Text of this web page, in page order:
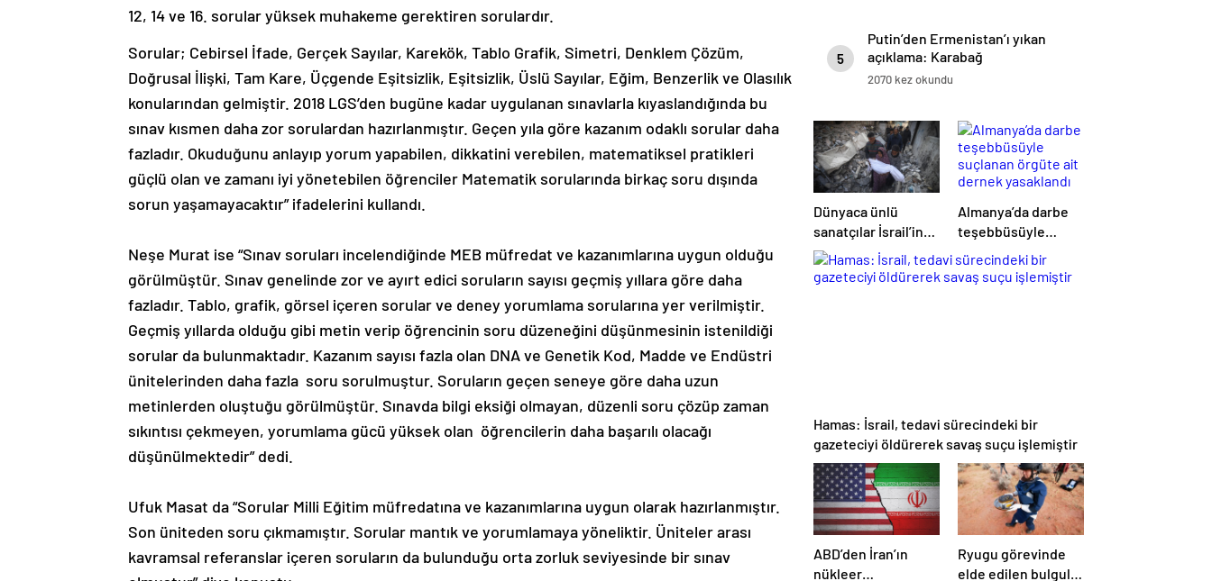
12, 14 ve 16. sorular yüksek muhakeme gerektiren sorulardır.
Sorular; Cebirsel İfade, Gerçek Sayılar, Karekök, Tablo Grafik, Simetri, Denklem Çözüm,
Doğrusal İlişki, Tam Kare, Üçgende Eşitsizlik, Eşitsizlik, Üslü Sayılar, Eğim, Benzerlik ve Olasılık
konularından gelmiştir. 2018 LGS’den bugüne kadar uygulanan sınavlarla kıyaslandığında bu
sınav kısmen daha zor sorulardan hazırlanmıştır. Geçen yıla göre kazanım odaklı sorular daha
fazladır. Okuduğunu anlayıp yorum yapabilen, dikkatini verebilen, matematiksel pratikleri
güçlü olan ve zamanı iyi yönetebilen öğrenciler Matematik sorularında birkaç soru dışında
sorun yaşamayacaktır” ifadelerini kullandı.
Neşe Murat ise “Sınav soruları incelendiğinde MEB müfredat ve kazanımlarına uygun olduğu
görülmüştür. Sınav genelinde zor ve ayırt edici soruların sayısı geçmiş yıllara göre daha
fazladır. Tablo, grafik, görsel içeren sorular ve deney yorumlama sorularına yer verilmiştir.
Geçmiş yıllarda olduğu gibi metin verip öğrencinin soru düzeneğini düşünmesinin istenildiği
sorular da bulunmaktadır. Kazanım sayısı fazla olan DNA ve Genetik Kod, Madde ve Endüstri
ünitelerinden daha fazla soru sorulmuştur. Soruların geçen seneye göre daha uzun
metinlerden oluştuğu görülmüştür. Sınavda bilgi eksiği olmayan, düzenli soru çözüp zaman
sıkıntısı çekmeyen, yorumlama gücü yüksek olan öğrencilerin daha başarılı olacağı
düşünülmektedir” dedi.
Ufuk Masat da “Sorular Milli Eğitim müfredatına ve kazanımlarına uygun olarak hazırlanmıştır.
Son üniteden soru çıkmamıştır. Sorular mantık ve yorumlamaya yöneliktir. Üniteler arası
kavramsal referanslar içeren soruların da bulunduğu orta zorluk seviyesinde bir sınav
5
Putin’den Ermenistan’ı yıkan
açıklama: Karabağ
Azerbaycan’ın ayrılmaz bir
2070 kez okundu
Dünyaca ünlü
sanatçılar İsrail’in
Gazze’deki
soykırımını kınadı
Almanya’da darbe
teşebbüsüyle
suçlanan örgüte ait
dernek yasaklandı
Hamas: İsrail, tedavi sürecindeki bir
gazeteciyi öldürerek savaş suçu işlemiştir
ABD’den İran’ın
nükleer
Ryugu görevinde
elde edilen bulgular